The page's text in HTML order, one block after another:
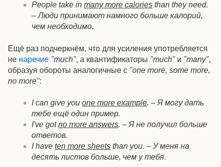
People take in many more calories than they need.
– Люди принимают намного больше калорий,
чем необходимо.
Ещё раз подчеркнём, что для усиления употребляется
не наречие "much", а квантификаторы "much"и "many",
образуя обороты аналогичные с "one more, some more,
no more":
I can give you one more example. – Я могу дать
тебе ещё один пример.
I've gotno more answers. – Я не получил больше
ответов.
I have ten more sheets than you. – У меня на
десять листов больше, чем у тебя.